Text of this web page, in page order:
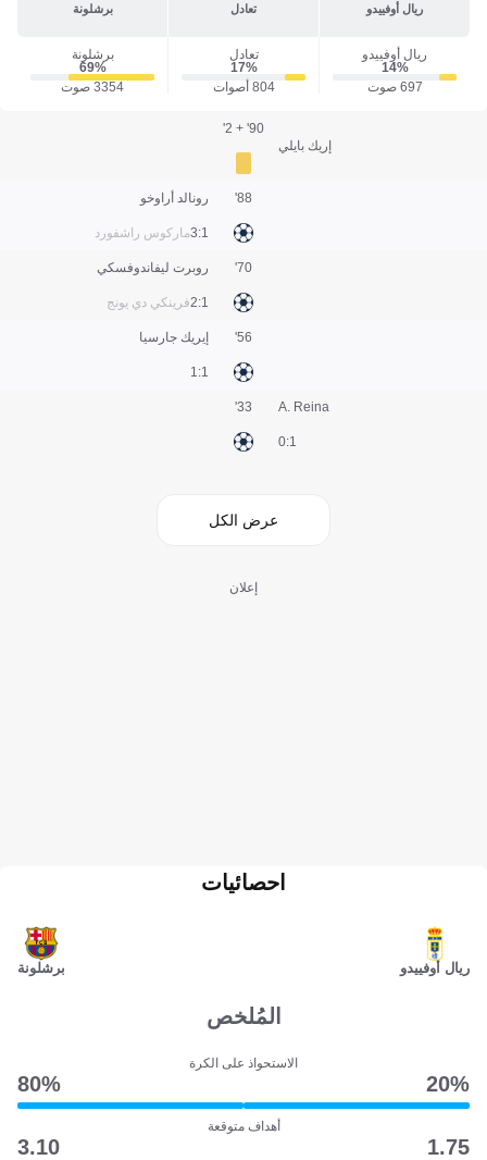
ريال أوفييدو تعادل برشلونة
ريال أوفييدو
14‎%‎
697 صوت
تعادل
17‎%‎
804 أصوات
برشلونة
69‎%‎
3354 صوت
إريك بايلي
90' + 2'
رونالد أراوخو
ماركوس راشفورد1:3
88'
روبرت ليفاندوفسكي
فرينكي دي يونج1:2
70'
إيريك جارسيا
1:1
56'
A. Reina
1:0
33'
عرض الكل
إعلان
ريال أوفييدو
احصائيات
برشلونة
المُلخص
الاستحواذ على الكرة
20‎%‎
80‎%‎
أهداف متوقعة
1.75
3.10